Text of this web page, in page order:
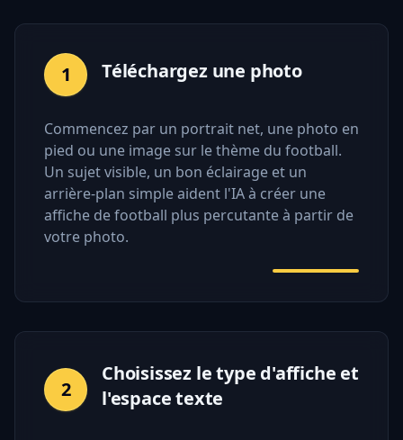
1 Téléchargez une photo
Commencez par un portrait net, une photo en
pied ou une image sur le thème du football.
Un sujet visible, un bon éclairage et un
arrière-plan simple aident l'IA à créer une
affiche de football plus percutante à partir de
votre photo.
2
Choisissez le type d'affiche et
l'espace texte